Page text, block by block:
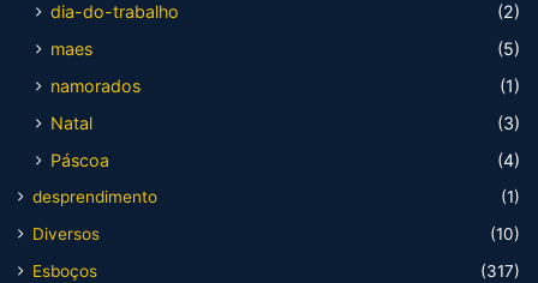
dia-do-trabalho
(2)
maes
(5)
namorados
(1)
Natal
(3)
Páscoa
(4)
desprendimento
(1)
Diversos
(10)
Esboços
(317)